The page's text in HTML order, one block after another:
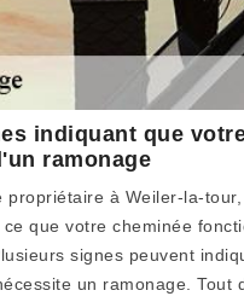
indiquant que
ramonage
propriétaire à Weiler-la-
que votre cheminée
signes peuvent
un ramonage. Tout